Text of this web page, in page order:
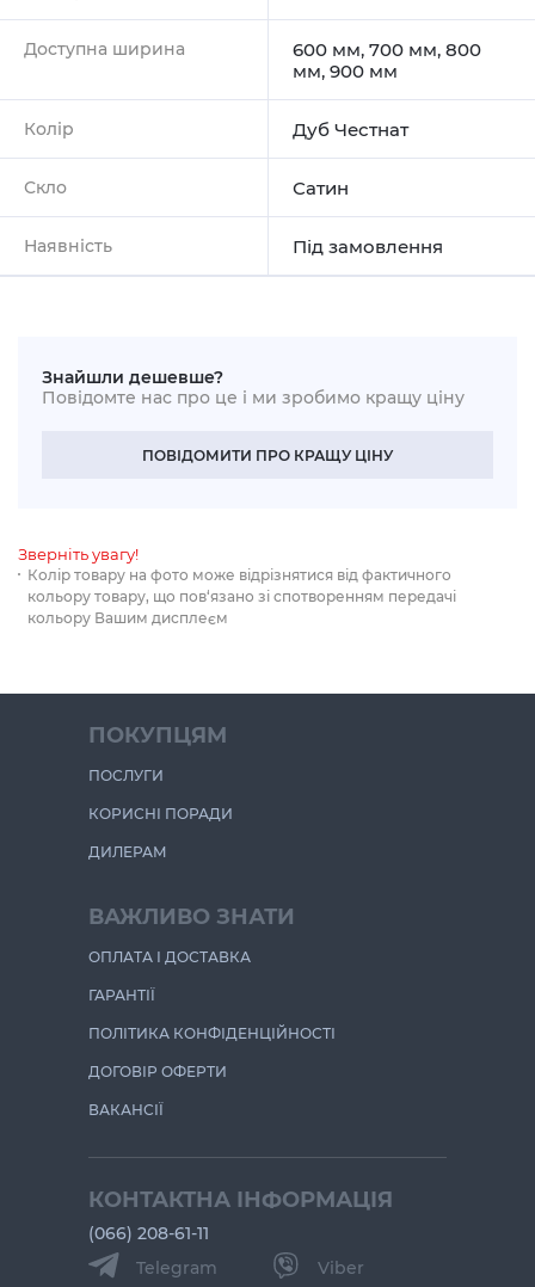
Доступна ширина
600 мм, 700 мм, 800
мм, 900 мм
Колір Дуб Честнат
Скло Сатин
Наявність Під замовлення
Знайшли дешевше?
Повідомте нас про це і ми зробимо кращу ціну
ПОВІДОМИТИ ПРО КРАЩУ ЦІНУ
Зверніть увагу!
Колір товару на фото може відрізнятися від фактичного
кольору товару, що пов‘язано зі спотворенням передачі
кольору Вашим дисплеєм
ПОКУПЦЯМ
ПОСЛУГИ
КОРИСНІ ПОРАДИ
ДИЛЕРАМ
ВАЖЛИВО ЗНАТИ
ОПЛАТА І ДОСТАВКА
ГАРАНТІЇ
ПОЛІТИКА КОНФІДЕНЦІЙНОСТІ
ДОГОВІР ОФЕРТИ
ВАКАНСІЇ
КОНТАКТНА ІНФОРМАЦІЯ
(066) 208-61-11
Telegram
Viber